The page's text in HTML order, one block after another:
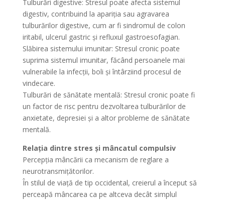
Tulburări digestive: Stresul poate afecta sistemul
digestiv, contribuind la apariția sau agravarea
tulburărilor digestive, cum ar fi sindromul de colon
iritabil, ulcerul gastric și refluxul gastroesofagian.
Slăbirea sistemului imunitar: Stresul cronic poate
suprima sistemul imunitar, făcând persoanele mai
vulnerabile la infecții, boli și întârziind procesul de
vindecare.
Tulburări de sănătate mentală: Stresul cronic poate fi
un factor de risc pentru dezvoltarea tulburărilor de
anxietate, depresiei și a altor probleme de sănătate
mentală.
Relația dintre stres și mâncatul compulsiv
Percepția mâncării ca mecanism de reglare a
neurotransmițătorilor.
În stilul de viață de tip occidental, creierul a început să
perceapă mâncarea ca pe altceva decât simplul